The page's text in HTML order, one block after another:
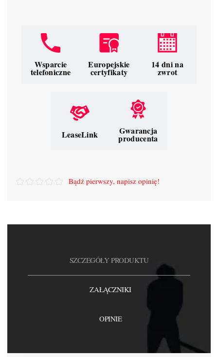
Wsparcie
telefoniczne
Europejskie
certyfikaty
14 dni na
zwrot
LeaseLink Gwarancja
producenta
Bądź pierwszy, napisz opinię!
SZCZEGÓŁY PRODUKTU
ZAŁĄCZNIKI
OPINIE